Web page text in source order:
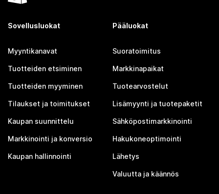
Sovellusluokat
Myyntikanavat
Tuotteiden etsiminen
Tuotteiden myyminen
Tilaukset ja toimitukset
Kaupan suunnittelu
Markkinointi ja konversio
Kaupan hallinnointi
Pääluokat
Suoratoimitus
Markkinapaikat
Tuotearvostelut
Lisämyynti ja tuotepaketit
Sähköpostimarkkinointi
Hakukoneoptimointi
Lähetys
Valuutta ja käännös